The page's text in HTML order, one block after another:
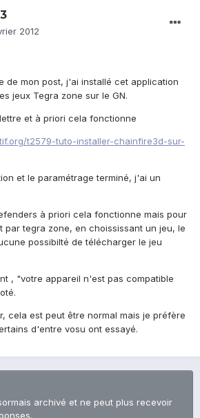
2012
de mon post, j'ai installé cet application
jeux Tegra zone sur le GN.
et à priori cela fonctionne
t2579-tuto-installer-chainfire3d-sur-
et le paramétrage terminé, j'ai un
à priori cela fonctionne mais pour
par tegra zone, en choississant un jeu, le
possibilté de télécharger le jeu
, "votre appareil n'est pas compatible
cela est peut être normal mais je préfère
d'entre vosu ont essayé.
archivé et ne peut plus recevoir